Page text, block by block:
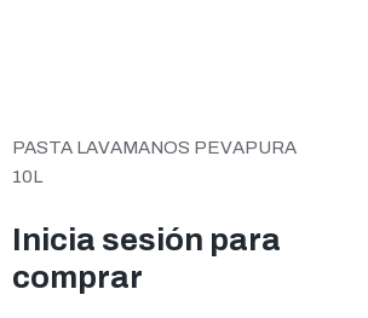
PASTA LAVAMANOS PEVAPURA
10L
Inicia sesión para
comprar